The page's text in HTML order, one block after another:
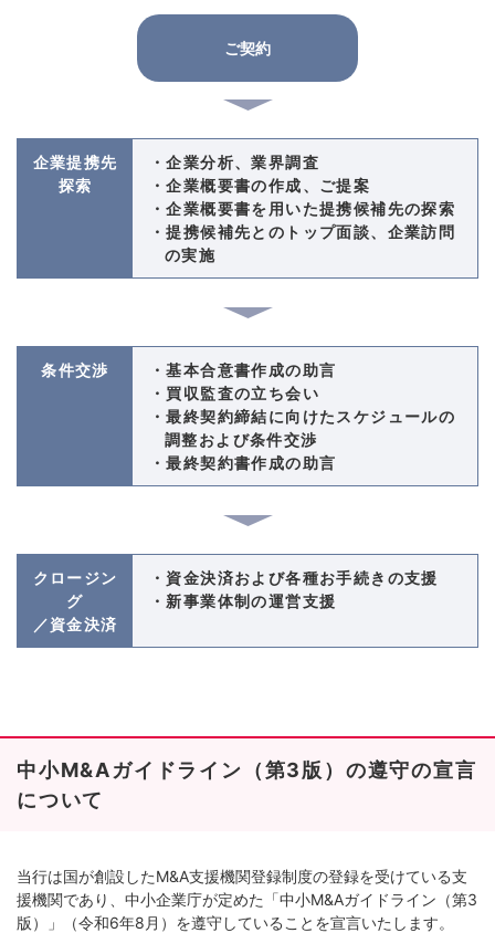
ご契約
企業提携先
探索
・企業分析、業界調査
・企業概要書の作成、ご提案
・企業概要書を用いた提携候補先の探索
・提携候補先とのトップ面談、企業訪問
の実施
条件交渉
・基本合意書作成の助言
・買収監査の立ち会い
・最終契約締結に向けたスケジュールの
調整および条件交渉
・最終契約書作成の助言
クロージン
グ
／資金決済
・資金決済および各種お手続きの支援
・新事業体制の運営支援
中小M&Aガイドライン（第3版）の遵守の宣言
について
当行は国が創設したM&A支援機関登録制度の登録を受けている支
援機関であり、中小企業庁が定めた「中小M&Aガイドライン（第3
版）」（令和6年8月）を遵守していることを宣言いたします。